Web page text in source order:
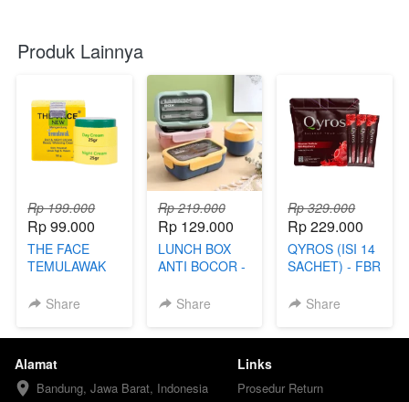
Produk Lainnya
Rp 199.000
Rp 99.000
THE FACE
TEMULAWAK
Share
Rp 219.000
Rp 129.000
LUNCH BOX
ANTI BOCOR -
Share
Rp 329.000
Rp 229.000
QYROS (ISI 14
SACHET) - FBR
Share
Alamat
Bandung, Jawa Barat, Indonesia
Links
Prosedur Return